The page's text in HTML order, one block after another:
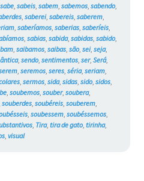
sabe, sabeis, sabem, sabemos, sabendo,
, saberei, sabereis, saberem,
, saberíamos, saberias, saberíeis,
, sabias, sabida, sabidas, sabido,
, saibamos, saibas, são, sei, seja,
, sendo, sentimentos, ser, Será,
, seremos, seres, séria, seriam,
, sermos, sida, sidas, sido, sidos,
, soubemos, souber, soubera,
souberdes, soubéreis, souberem,
, soubessem, soubéssemos,
, Tira, tira de gato, tirinha,
, visual